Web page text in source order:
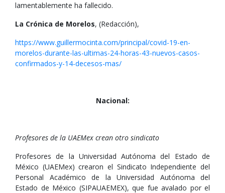
lamentablemente ha fallecido.
La Crónica de Morelos, (Redacción),
https://www.guillermocinta.com/principal/covid-19-en-
morelos-durante-las-ultimas-24-horas-43-nuevos-casos-
confirmados-y-14-decesos-mas/
Nacional:
Profesores de la UAEMex crean otro sindicato
Profesores de la Universidad Autónoma del Estado de
México (UAEMex) crearon el Sindicato Independiente del
Personal Académico de la Universidad Autónoma del
Estado de México (SIPAUAEMEX), que fue avalado por el